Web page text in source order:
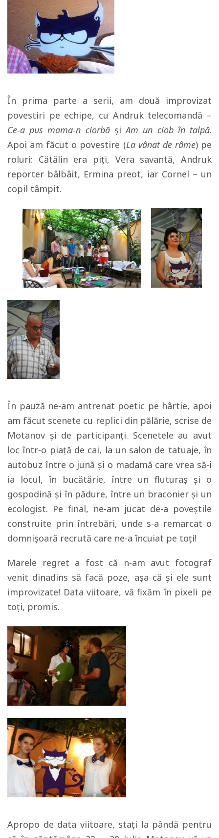
În prima parte a serii, am două improvizat
povestiri pe echipe, cu Andruk telecomandă –
Ce-a pus mama-n ciorbășiAm un ciob în talpă.
Apoi am făcut o povestire (La vânat de râme) pe
roluri: Cătălin era piți, Vera savantă, Andruk
reporter bâlbâit, Ermina preot, iar Cornel – un
copil tâmpit.
În pauză ne-am antrenat poetic pe hârtie, apoi
am făcut scenete cu replici din pălărie, scrise de
Motanov și de participanți. Scenetele au avut
loc într-o piață de cai, la un salon de tatuaje, în
autobuz între o jună și o madamă care vrea să-i
ia locul, în bucătărie, între un fluturaș și o
gospodină și în pădure, între un braconier și un
ecologist. Pe final, ne-am jucat de-a poveștile
construite prin întrebări, unde s-a remarcat o
domnișoară recrută care ne-a încuiat pe toți!
Marele regret a fost că n-am avut fotograf
venit dinadins să facă poze, așa că și ele sunt
improvizate! Data viitoare, vă fixăm în pixeli pe
toți, promis.
Apropo de data viitoare, stați la pândă pentru